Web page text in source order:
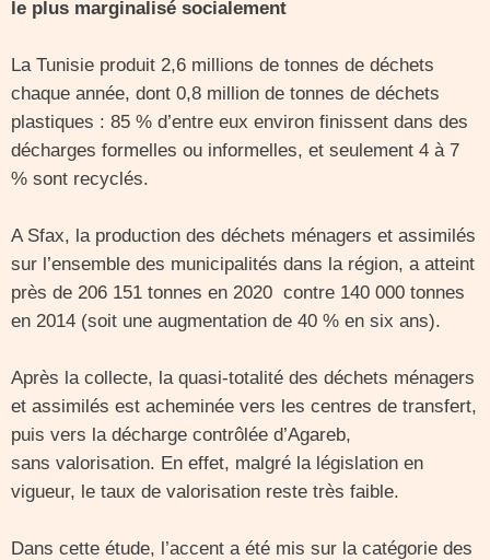
le plus marginalisé socialement
La Tunisie produit 2,6 millions de tonnes de déchets
chaque année, dont 0,8 million de tonnes de déchets
plastiques : 85 % d’entre eux environ finissent dans des
décharges formelles ou informelles, et seulement 4 à 7
% sont recyclés.
A Sfax, la production des déchets ménagers et assimilés
sur l’ensemble des municipalités dans la région, a atteint
près de 206 151 tonnes en 2020 contre 140 000 tonnes
en 2014 (soit une augmentation de 40 % en six ans).
Après la collecte, la quasi-totalité des déchets ménagers
et assimilés est acheminée vers les centres de transfert,
puis vers la décharge contrôlée d’Agareb,
sans valorisation. En effet, malgré la législation en
vigueur, le taux de valorisation reste très faible.
Dans cette étude, l’accent a été mis sur la catégorie des